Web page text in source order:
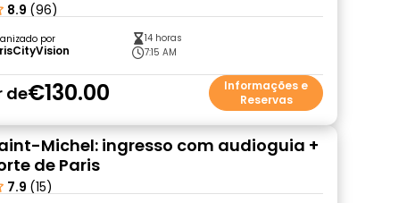
8.9 (96)
por
14 horas
7:15 AM
de€130.00
Informações e
Reservas
Michel: ingresso com audioguia +
de Paris
7.9 (15)